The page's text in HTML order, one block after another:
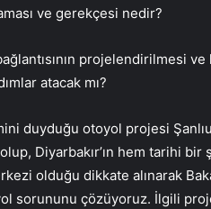
ve gerekçesi nedir?
projelendirilmesi ve
atacak mı?
duyduğu otoyol projesi
Diyarbakır’ın hem tarihi
olduğu dikkate alınarak
sorununu çözüyoruz. İlgili